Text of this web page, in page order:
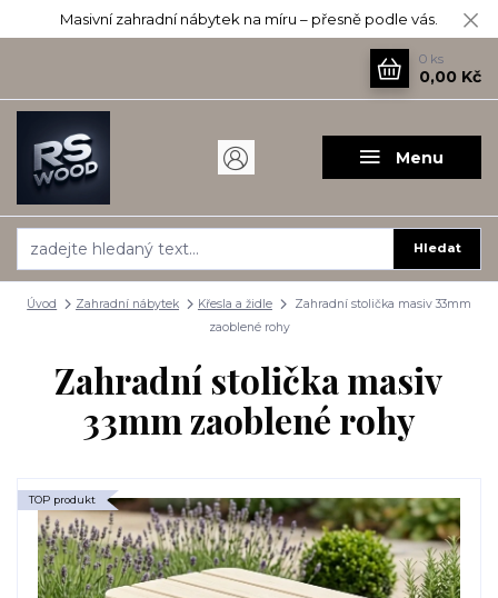
Masivní zahradní nábytek na míru – přesně podle vás.
Menu
Hledat
0 ks
0,00 Kč
Úvod Zahradní nábytek Křesla a židle
Zahradní stolička masiv 33mm
zaoblené rohy
Zahradní stolička masiv
33mm zaoblené rohy
TOP produkt